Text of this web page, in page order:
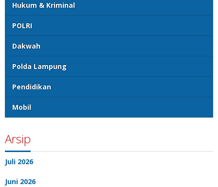
Hukum & Kriminal
POLRI
Dakwah
Polda Lampung
Pendidikan
Mobil
Arsip
Juli 2026
Juni 2026